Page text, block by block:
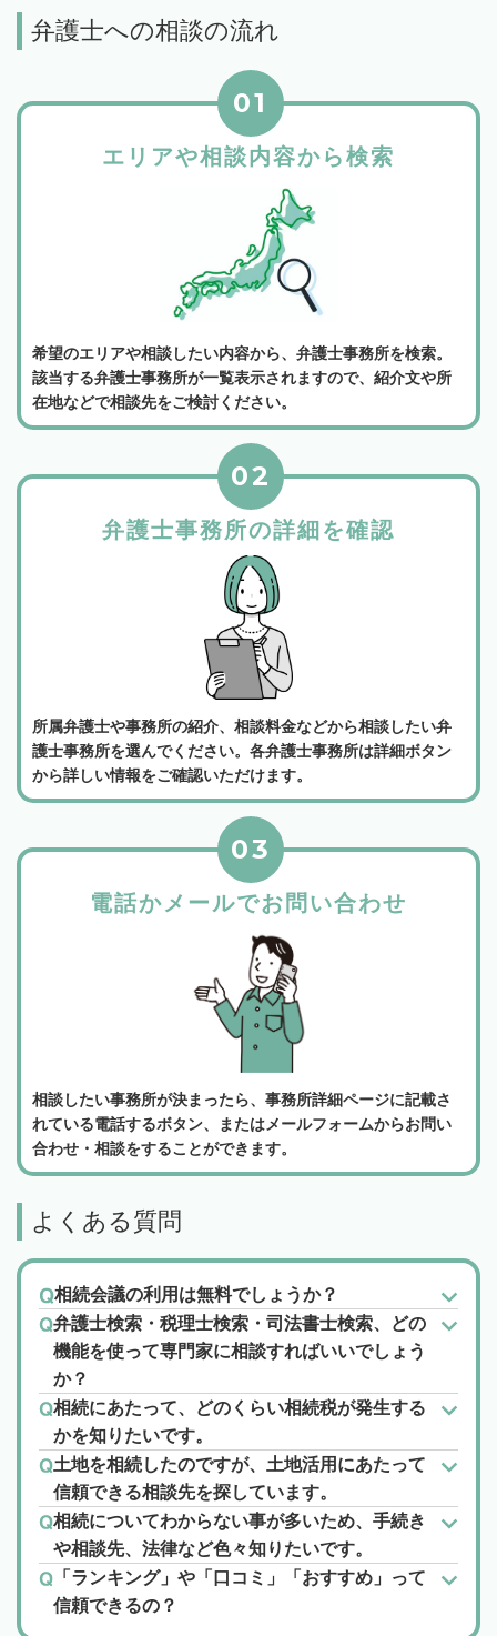
弁護士への相談の流れ
エリアや相談内容から検索
01
希望のエリアや相談したい内容から、弁護士事務所を検索。
該当する弁護士事務所が一覧表示されますので、紹介文や所
在地などで相談先をご検討ください。
弁護士事務所の詳細を確認
02
所属弁護士や事務所の紹介、相談料金などから相談したい弁
護士事務所を選んでください。各弁護士事務所は詳細ボタン
から詳しい情報をご確認いただけます。
電話かメールでお問い合わせ
03
相談したい事務所が決まったら、事務所詳細ページに記載さ
れている電話するボタン、またはメールフォームからお問い
合わせ・相談をすることができます。
よくある質問
相続会議の利用は無料でしょうか？
弁護士検索・税理士検索・司法書士検索、どの
機能を使って専門家に相談すればいいでしょう
か？
相続にあたって、どのくらい相続税が発生する
かを知りたいです。
土地を相続したのですが、土地活用にあたって
信頼できる相談先を探しています。
相続についてわからない事が多いため、手続き
や相談先、法律など色々知りたいです。
「ランキング」や「口コミ」「おすすめ」って
信頼できるの？